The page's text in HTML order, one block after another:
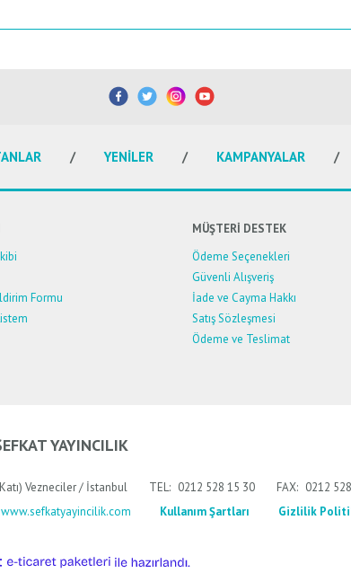
ürüne ilk yorumu siz yapın!
Yorum Yaz YENİLER KAMPANYALAR
Formu
MÜŞTERİ DESTEK
Ödeme Seçenekleri
Güvenli Alışveriş
İade ve Cayma Hakkı
Satış Sözleşmesi
Ödeme ve Teslimat
YAYINCILIK
Vezneciler / İstanbul TEL: 0212 528 15 30 FAX: 0212
www.sefkatyayincilik.com Kullanım Şartları Gizlilik
ideasoft
e-